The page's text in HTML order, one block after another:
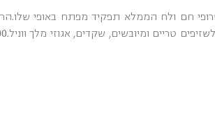
באקלים טרופי חם ולח הממלא תפקיד מפתח באופי
מיוצר ממיץ קנה סוכר טהור, סחוט